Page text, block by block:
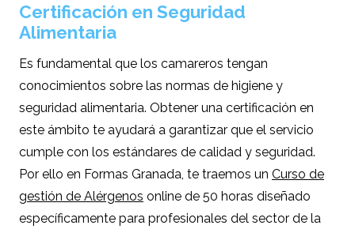
Certificación en Seguridad
Alimentaria
Es fundamental que los camareros tengan
conocimientos sobre las normas de higiene y
seguridad alimentaria. Obtener una certificación en
este ámbito te ayudará a garantizar que el servicio
cumple con los estándares de calidad y seguridad.
Por ello en Formas Granada, te traemos un Curso de
gestión de Alérgenos online de 50 horas diseñado
específicamente para profesionales del sector de la